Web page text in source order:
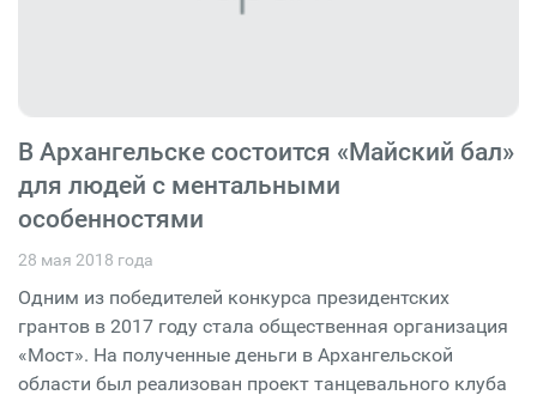
В Архангельске состоится «Майский бал»
для людей с ментальными
особенностями
28 мая 2018 года
Одним из победителей конкурса президентских
грантов в 2017 году стала общественная организация
«Мост». На полученные деньги в Архангельской
области был реализован проект танцевального клуба